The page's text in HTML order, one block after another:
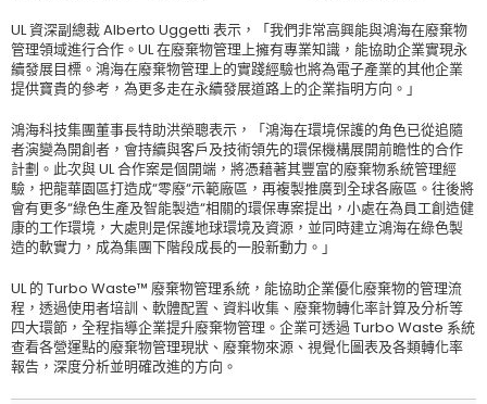
UL 資深副總裁 Alberto Uggetti 表示，「我們非常高興能與鴻海在廢棄物
管理領域進行合作。UL 在廢棄物管理上擁有專業知識，能協助企業實現永
續發展目標。鴻海在廢棄物管理上的實踐經驗也將為電子產業的其他企業
提供寶貴的參考，為更多走在永續發展道路上的企業指明方向。」
鴻海科技集團董事長特助洪榮聰表示，「鴻海在環境保護的角色已從追隨
者演變為開創者，會持續與客戶及技術領先的環保機構展開前瞻性的合作
計劃。此次與 UL 合作案是個開端，將憑藉著其豐富的廢棄物系統管理經
驗，把龍華園區打造成“零廢“示範廠區，再複製推廣到全球各廠區。往後將
會有更多“綠色生產及智能製造“相關的環保專案提出，小處在為員工創造健
康的工作環境，大處則是保護地球環境及資源，並同時建立鴻海在綠色製
造的軟實力，成為集團下階段成長的一股新動力。」
UL 的 Turbo Waste™ 廢棄物管理系統，能協助企業優化廢棄物的管理流
程，透過使用者培訓、軟體配置、資料收集、廢棄物轉化率計算及分析等
四大環節，全程指導企業提升廢棄物管理。企業可透過 Turbo Waste 系統
查看各營運點的廢棄物管理現狀、廢棄物來源、視覺化圖表及各類轉化率
報告，深度分析並明確改進的方向。